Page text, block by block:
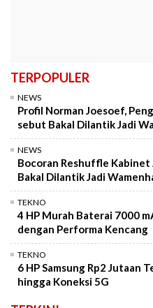
TERPOPULER
NEWS
Profil Norman Joesoef,
sebut Bakal Dilantik Jadi
NEWS
Bocoran Reshuffle
Bakal Dilantik Jadi
TEKNO
4 HP Murah Baterai 7000
dengan Performa Kencang
TEKNO
6 HP Samsung Rp2 Jutaan
hingga Koneksi 5G